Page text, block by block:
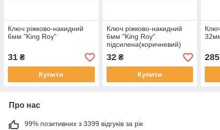
Ключ ріжково-накидний
6мм "King Roy"
31 ₴
Купити
Ключ ріжково-накидний
6мм "King Roy"
підсилена(коричневий)
32₴
Купити
285
Про нас
99% позитивних з 3399 відгуків за рік